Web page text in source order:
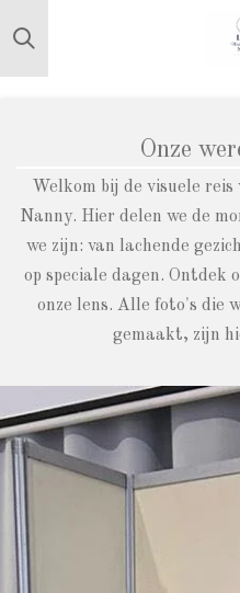
Ga
direct
Onze
Welkom bij de visuele
Nanny. Hier delen we de
we zijn: van lachende
op speciale dagen. Ontdek
onze lens. Alle foto's die
gemaakt, zijn